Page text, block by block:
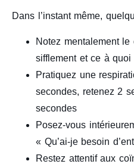
Dans l’instant même,
Notez mentalement le
sifflement et ce à
Pratiquez une
secondes, retenez 2
secondes
Posez-vous
« Qu’ai-je besoin
Restez attentif aux